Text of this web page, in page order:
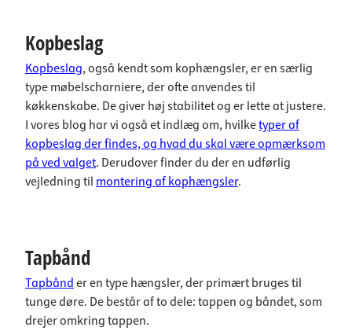
Kopbeslag
Kopbeslag, også kendt som kophængsler, er en særlig
type møbelscharniere, der ofte anvendes til
køkkenskabe. De giver høj stabilitet og er lette at justere.
I vores blog har vi også et indlæg om, hvilketyper af
kopbeslag der findes, og hvad du skal være opmærksom
på ved valget. Derudover finder du der en udførlig
vejledning til montering af kophængsler.
Tapbånd
Tapbånder en type hængsler, der primært bruges til
tunge døre. De består af to dele: tappen og båndet, som
drejer omkring tappen.